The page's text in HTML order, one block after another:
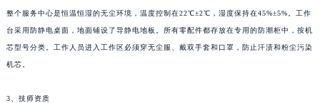
整个服务中心是恒温恒湿的无尘环境，温度控制在22℃±2℃，湿度保持在45%±5%。工作
台采用防静电桌面，地面铺设了导静电地板。所有零配件都存放在专用的防潮柜中，按机
芯型号分类。工作人员进入工作区必须穿无尘服、戴双手套和口罩，防止汗渍和粉尘污染
机芯。
3、技师资质